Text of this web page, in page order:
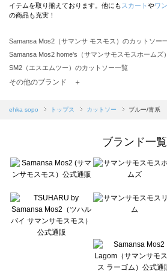
イテムを取り揃えております。他にも スカート やワ
の商品も充実！
Samansa Mos2（サマンサ モスモス）のカットソー
Samansa Mos2 home's（サマンサモスモスホームズ
SM2（エスエムツー）のカットソー一覧
TSUHARU by Samansa Mos2（ツハルバイサマンサ
Samansa Mos2 blue（サマンサモスモス ブルー）の
sō4ū（ソウフォーユー）のカットソー一覧
Te chichi（テチチ）のカットソー一覧
Te chichi CLASSIC（テチチ クラシック）のカットソ
Lugnoncure（ルノンキュール）のカットソー一覧
BETTY'S BLUE（べティーズブルー）のカットソー一
Wpc.（ワールドパーティー）のカットソー一覧
その他のブランド ＋
ehka sopo トップス カットソー ブルー/青系
ブランド一覧